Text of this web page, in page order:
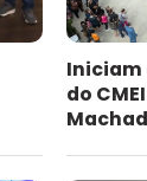
Iniciam
do